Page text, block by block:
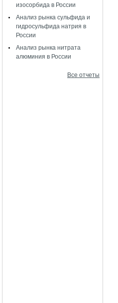
изосорбида в России
Анализ рынка сульфида и
гидросульфида натрия в
России
Анализ рынка нитрата
алюминия в России
Все отчеты